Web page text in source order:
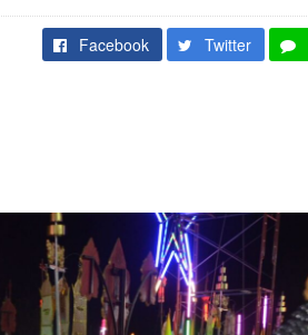
Facebook Twitter